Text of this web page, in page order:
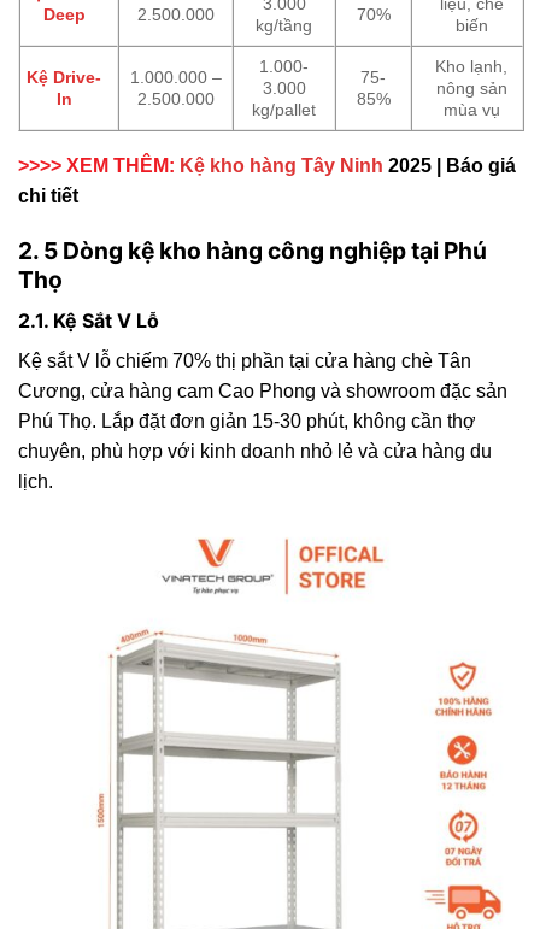
Deep
2.500.000
3.000
kg/tầng
70%
liệu, chế
biến
Kệ Drive-
In
1.000.000 –
2.500.000
1.000-
3.000
kg/pallet
75-
85%
Kho lạnh,
nông sản
mùa vụ
>>>> XEM THÊM: Kệ kho hàng Tây Ninh 2025 | Báo giá
chi tiết
2. 5 Dòng kệ kho hàng công nghiệp tại Phú
Thọ
2.1. Kệ Sắt V Lỗ
Kệ sắt V lỗ chiếm 70% thị phần tại cửa hàng chè Tân
Cương, cửa hàng cam Cao Phong và showroom đặc sản
Phú Thọ. Lắp đặt đơn giản 15-30 phút, không cần thợ
chuyên, phù hợp với kinh doanh nhỏ lẻ và cửa hàng du
lịch.